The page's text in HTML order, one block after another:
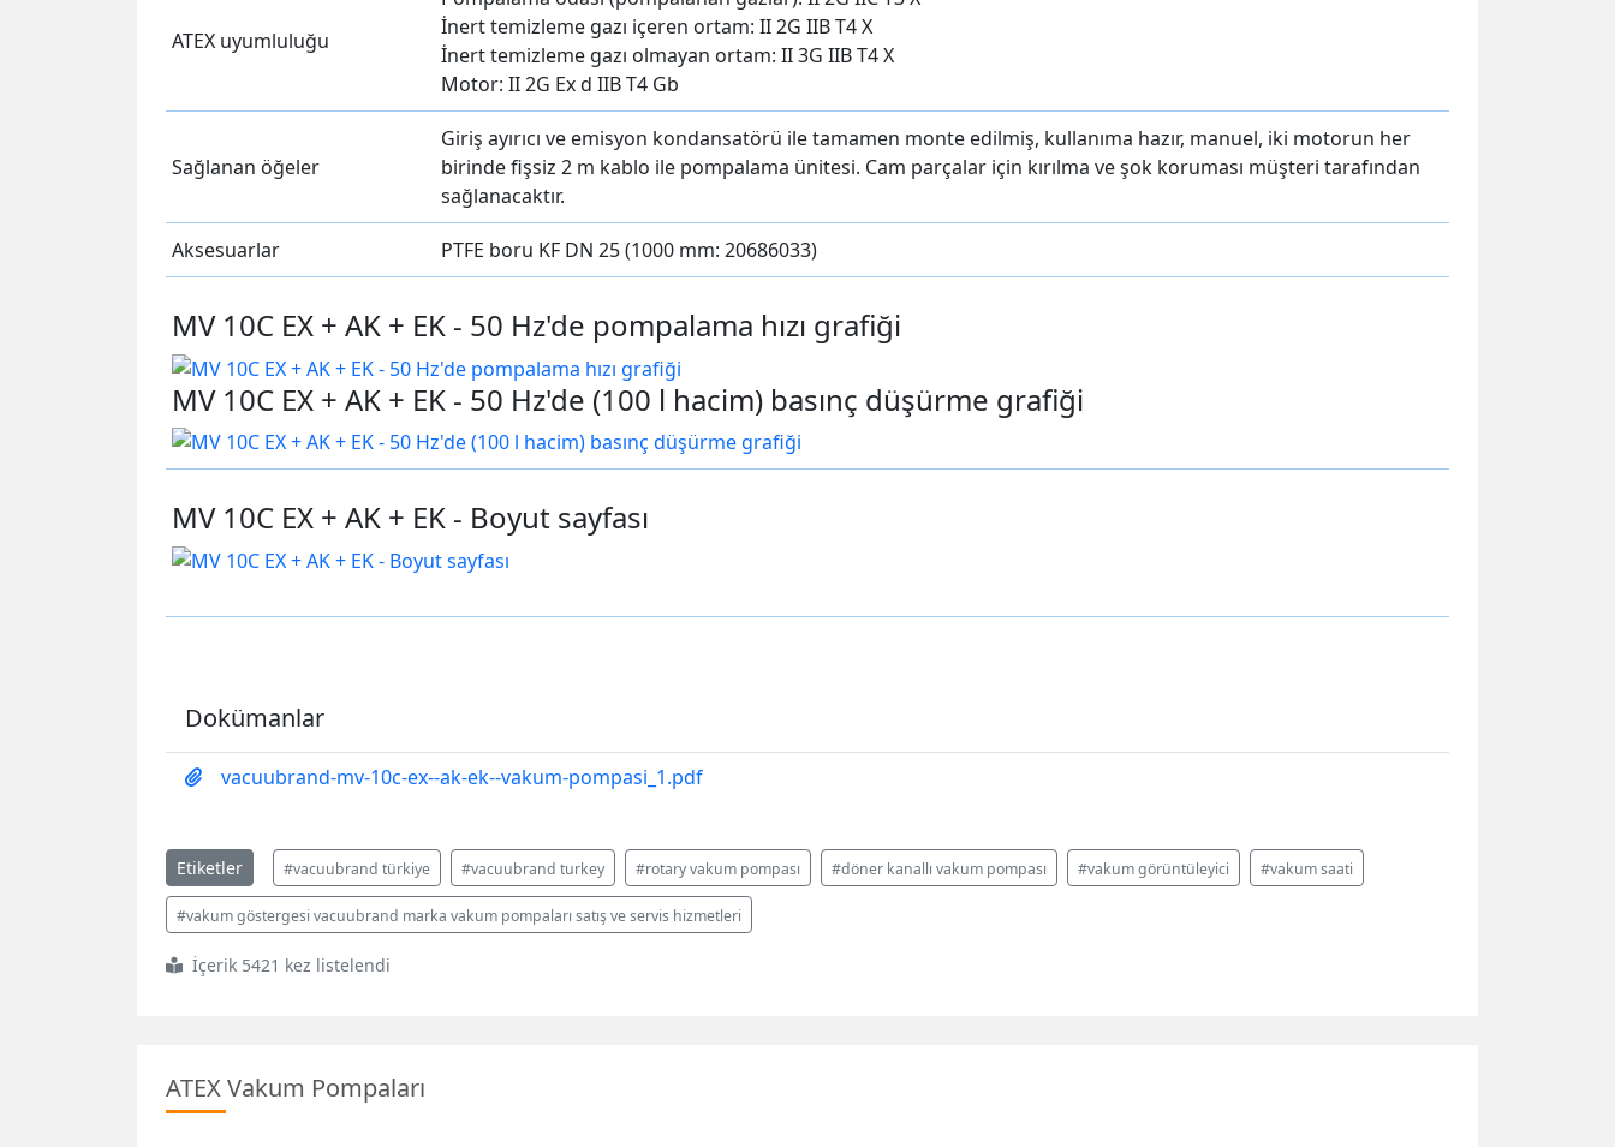
ATEX uyumluluğu
İnert temizleme gazı içeren ortam: II 2G IIB T4 X
İnert temizleme gazı olmayan ortam: II 3G IIB T4 X
Motor: II 2G Ex d IIB T4 Gb
Sağlanan öğeler
Giriş ayırıcı ve emisyon kondansatörü ile tamamen monte edilmiş, kullanıma hazır, manuel, iki motorun her
birinde fişsiz 2 m kablo ile pompalama ünitesi. Cam parçalar için kırılma ve şok koruması müşteri tarafından
sağlanacaktır.
Aksesuarlar PTFE boru KF DN 25 (1000 mm: 20686033)
MV 10C EX + AK + EK - 50 Hz'de pompalama hızı grafiği
MV 10C EX + AK + EK - 50 Hz'de (100 l hacim) basınç düşürme grafiği
MV 10C EX + AK + EK - Boyut sayfası
Dokümanlar
vacuubrand-mv-10c-ex--ak-ek--vakum-pompasi_1.pdf
Etiketler #vacuubrand türkiye #vacuubrand turkey #rotary vakum pompası #döner kanallı vakum pompası #vakum görüntüleyici #vakum saati
#vakum göstergesi vacuubrand marka vakum pompaları satış ve servis hizmetleri
İçerik 5421 kez listelendi
ATEX Vakum Pompaları